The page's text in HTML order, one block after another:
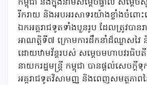
កម្ពុជា និងក្នុងនាមសម្តេចផ្ទាល់ សម្តេច
រីករាយ និងអបអរសាទរយ៉ាងខ្លាំងចំពោ
ឯកអគ្គរាជទូតទាំងបួនរូប ដែលត្រូវបានរ
អាណត្តិទី៧ ក្រោមការដឹកនាំដ៏ឈ្លាសវៃ
ដោយឋាមវ័ន្តរបស់ សម្តេចមហាបវរធិ
នាយករដ្ឋមន្រ្តី កម្ពុជា បានផ្តល់សេចក្តី
អគ្គរាជទូតវិសាមញ្ញ និងពេញសមត្ថភាព